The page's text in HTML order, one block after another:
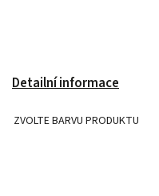
Detailní informace
ZVOLTE BARVU PRODUKTU